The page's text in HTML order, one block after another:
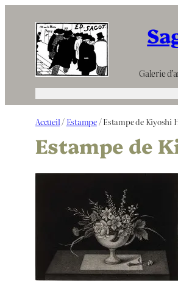
contenu
Galerie
Accueil / Estampe/ Estampe de Kiyoshi
Estampe de